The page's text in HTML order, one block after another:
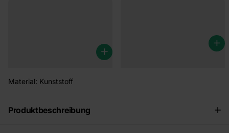
Material: Kunststoff
Produktbeschreibung